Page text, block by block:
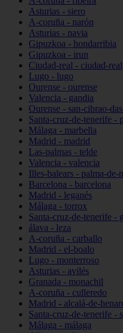
Asturias - siero
A-coruña - narón
Asturias - navia
Gipuzkoa - hondarribia
Gipuzkoa - irun
Ciudad-real - ciudad-real
Lugo - lugo
Ourense - ourense
Valencia - gandia
Ourense - san-cibrao-
Santa-cruz-de-tenerife -
Málaga - marbella
Madrid - madrid
Las-palmas - telde
Valencia - valencia
Illes-balears - palma-de-
Barcelona - barcelona
Madrid - leganés
Málaga - torrox
Santa-cruz-de-tenerife -
álava - leza
A-coruña - carballo
Madrid - el-boalo
Lugo - monterroso
Asturias - avilés
Granada - monachil
A-coruña - culleredo
Madrid - alcalá-de-
Santa-cruz-de-tenerife -
Málaga - málaga